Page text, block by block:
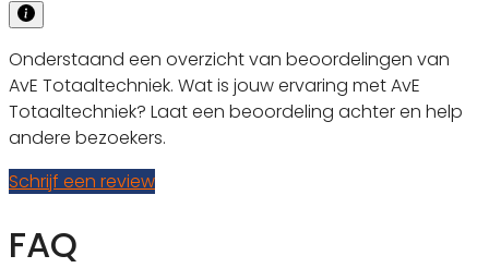
Onderstaand een overzicht van beoordelingen van
AvE Totaaltechniek. Wat is jouw ervaring met AvE
Totaaltechniek? Laat een beoordeling achter en help
andere bezoekers.
Schrijf een review
FAQ